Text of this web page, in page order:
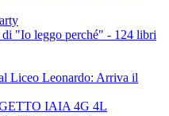
"Io leggo perché" - 124 libri
Liceo Leonardo: Arriva il
IAIA 4G 4L